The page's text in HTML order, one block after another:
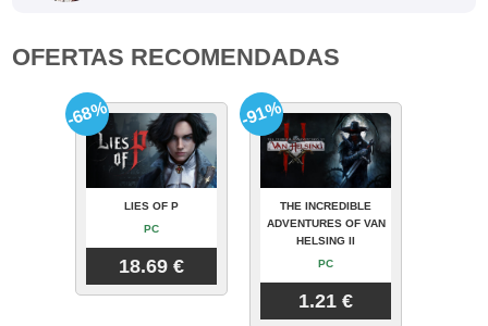
OFERTAS RECOMENDADAS
LIES OF P
PC
18.69 €
-68%
THE INCREDIBLE
ADVENTURES OF VAN
HELSING II
PC
1.21 €
-91%